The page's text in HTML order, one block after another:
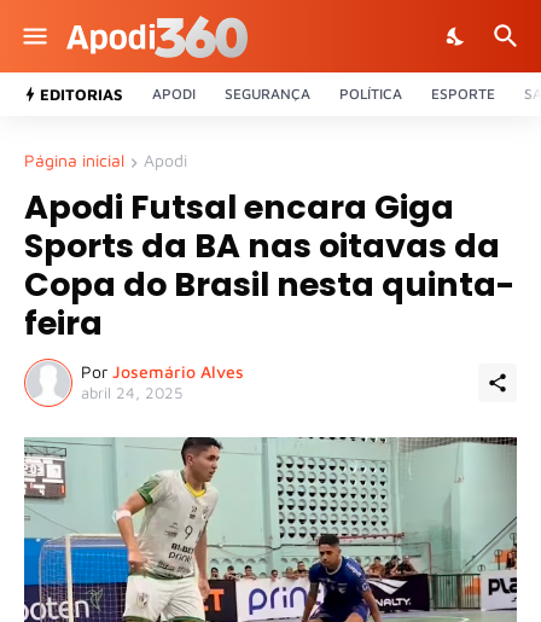
EDITORIAS APODI SEGURANÇA POLÍTICA ESPORTE
Página inicial Apodi
Apodi Futsal encara Giga
Sports da BA nas oitavas da
Copa do Brasil nesta quinta-
feira
Por Josemário Alves
abril 24, 2025